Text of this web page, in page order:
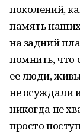
поколений,
память
на задний
помнить, что
ее люди,
не осуждали
никогда не
просто